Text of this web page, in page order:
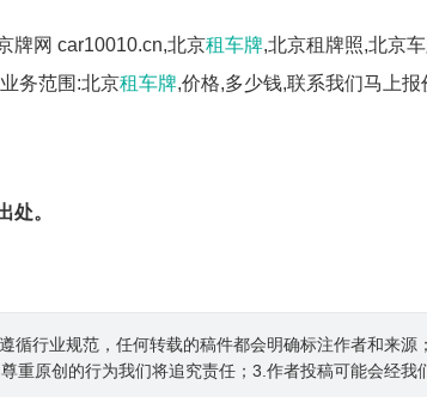
牌网 car10010.cn,北京租车牌,北京租牌照,北京
务范围:北京租车牌,价格,多少钱,联系我们马上
处。
循行业规范，任何转载的稿件都会明确标注作者和来
重原创的行为我们将追究责任；3.作者投稿可能会经我